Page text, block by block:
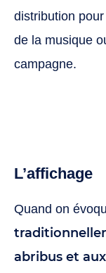
distribution
de la musique
campagne.
L’affichage
Quand on
abribus et